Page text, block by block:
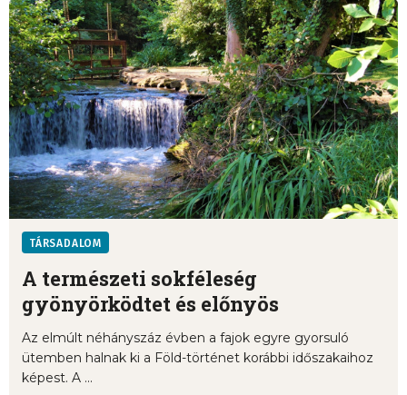
TÁRSADALOM
A természeti sokféleség
gyönyörködtet és előnyös
Az elmúlt néhányszáz évben a fajok egyre gyorsuló
ütemben halnak ki a Föld-történet korábbi időszakaihoz
képest. A ...